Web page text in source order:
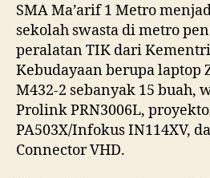
SMA Ma’arif 1 Metro
sekolah swasta di metro
peralatan TIK dari
Kebudayaan berupa laptop
M432-2 sebanyak 15 buah,
Prolink PRN3006L,
PA503X/Infokus IN114XV,
Connector VHD.